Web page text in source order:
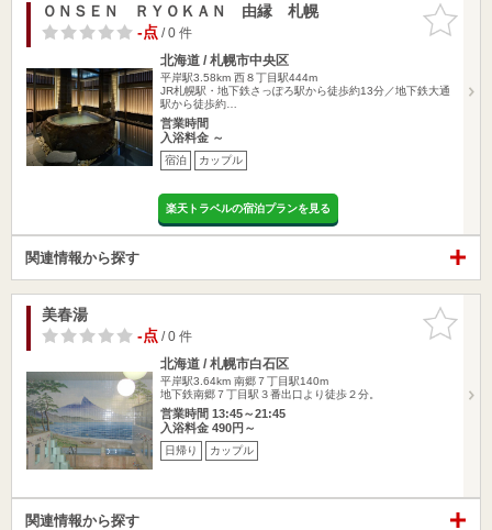
お気に入
りに追加
ＯＮＳＥＮ ＲＹＯＫＡＮ 由縁 札幌
-点/ 0 件
北海道 / 札幌市中央区
平岸駅3.58km 西８丁目駅444m
JR札幌駅・地下鉄さっぽろ駅から徒歩約13分／地下鉄大通
駅から徒歩約…
営業時間
入浴料金 ～
宿泊 カップル
楽天トラベルの宿泊プランを見る
関連情報から探す
お気に入
りに追加
美春湯
-点/ 0 件
北海道 / 札幌市白石区
平岸駅3.64km 南郷７丁目駅140m
地下鉄南郷７丁目駅３番出口より徒歩２分。
営業時間 13:45～21:45
入浴料金 490円～
日帰り カップル
関連情報から探す